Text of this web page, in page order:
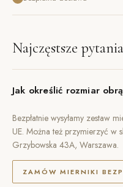
Najczęstsze pytania
Jak określić rozmiar
Bezpłatnie wysyłamy zestaw
UE. Można też przymierzyć w
Grzybowska 43A, Warszawa.
ZAMÓW MIERNIKI